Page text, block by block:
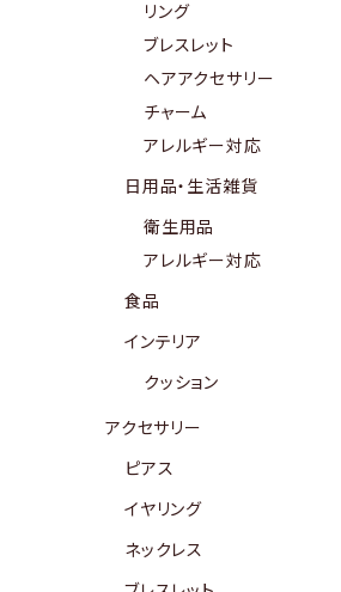
リング
ブレスレット
ヘアアクセサリー
チャーム
アレルギー対応
日用品・生活雑貨
衛生用品
アレルギー対応
食品
インテリア
クッション
アクセサリー
ピアス
イヤリング
ネックレス